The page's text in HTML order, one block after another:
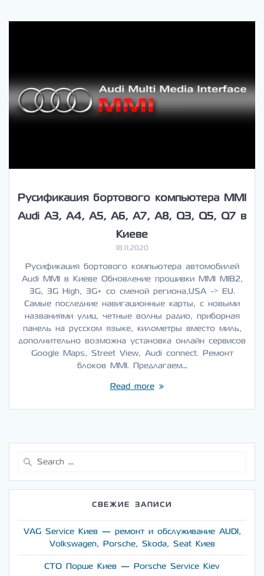
Русификация бортового компьютера MMI
Audi A3, A4, A5, A6, A7, A8, Q3, Q5, Q7 в
Киеве
18.11.2020
Русификация бортового компьютера автомобилей
Audi MMI в Киеве Обновление прошивки MMI MIB2,
3G, 3G High, 3G+ со сменой региона,USA -> EU.
Самые последние навигационные карты, с новыми
названиями улиц, четные волны радио, приборная
панель на русском языке, километры вместо миль,
дополнительно возможна установка онлайн сервисов
Google Maps, Street View, Audi connect. Ремонт
блоков MMI. Предлагаем…
Read more
СВЕЖИЕ ЗАПИСИ
VAG Service Киев — ремонт и обслуживание AUDI,
Volkswagen, Porsche, Skoda, Seat Киев
СТО Порше Киев — Porsche Service Kiev